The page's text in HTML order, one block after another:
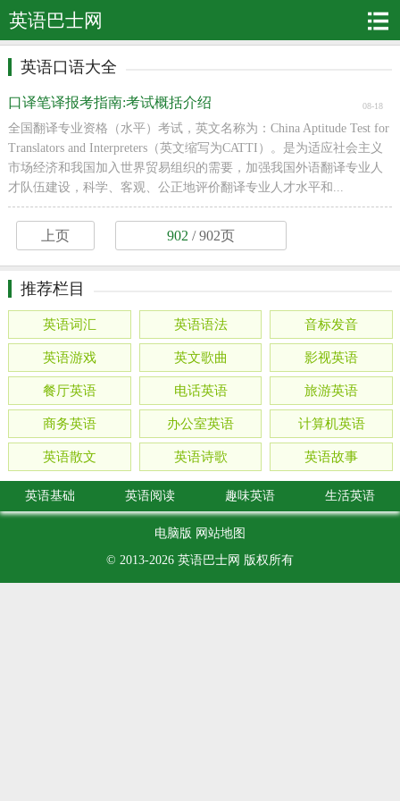
英语巴士网
英语口语大全
口译笔译报考指南:考试概括介绍 08-18
全国翻译专业资格（水平）考试，英文名称为：China Aptitude Test for
Translators and Interpreters（英文缩写为CATTI）。是为适应社会主义
市场经济和我国加入世界贸易组织的需要，加强我国外语翻译专业人
才队伍建设，科学、客观、公正地评价翻译专业人才水平和...
上页 902/ 902页
推荐栏目
英语词汇 英语语法 音标发音
英语游戏 英文歌曲 影视英语
餐厅英语 电话英语 旅游英语
商务英语 办公室英语 计算机英语
英语散文 英语诗歌 英语故事
英语基础 英语阅读 趣味英语 生活英语
电脑版 网站地图
© 2013-2026 英语巴士网 版权所有